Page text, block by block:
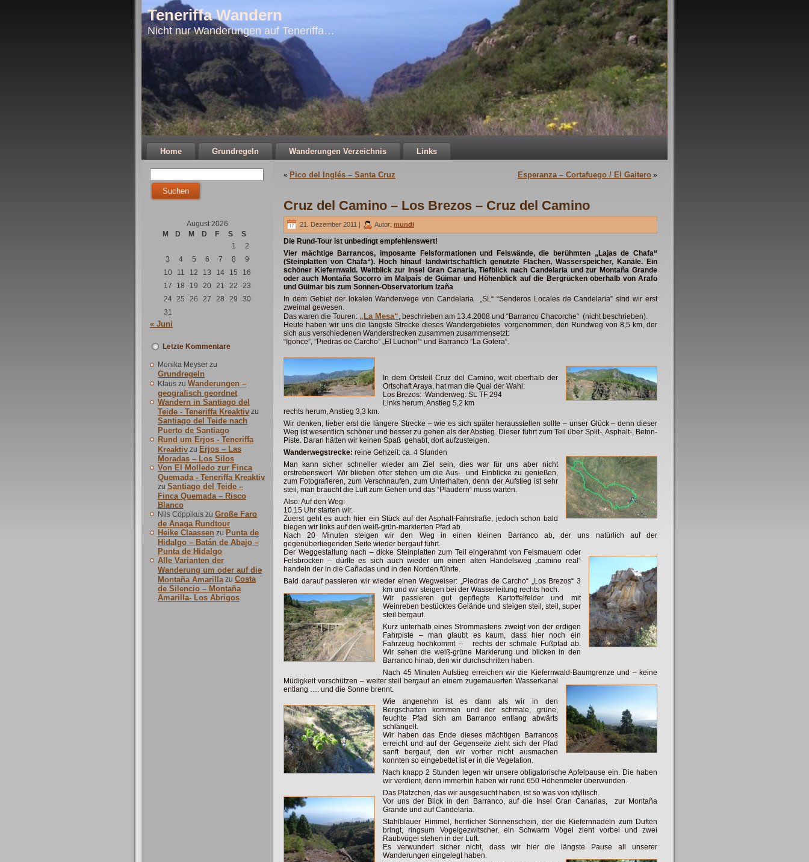
Teneriffa Wandern
Nicht nur Wanderungen auf Teneriffa…
Home Grundregeln Wanderungen Verzeichnis Links
August 2026
M
D M D F S
S
1
2
3
4 5 6 7 8
9
10
11 12 13 14 15
16
17
18 19 20 21 22
23
24 25 26 27 28 29
30
31
« Juni
Letzte Kommentare
Monika Meyser zu
Grundregeln
Klaus zu Wanderungen –
geografisch geordnet
Wandern in Santiago del
Teide - Teneriffa Kreaktiv zu
Santiago del Teide nach
Puerto de Santiago
Rund um Erjos - Teneriffa
Kreaktiv zu Erjos – Las
Moradas – Los Silos
Von El Molledo zur Finca
Quemada - Teneriffa Kreaktiv
zu Santiago del Teide –
Finca Quemada – Risco
Blanco
Nils Cöppikus zu Große Faro
de Anaga Rundtour
Heike Claassen zu Punta de
Hidalgo – Batán de Abajo –
Punta de Hidalgo
Alle Varianten der
Wanderung um oder auf die
Montaña Amarilla zu Costa
de Silencio – Montaña
Amarilla- Los Abrigos
« Pico del Inglés – Santa Cruz Esperanza – Cortafuego / El Gaitero »
Cruz del Camino – Los Brezos – Cruz del Camino
21. Dezember 2011 | Autor: mundi
Die Rund-Tour ist unbedingt empfehlenswert!
Vier mächtige Barrancos, imposante Felsformationen und Felswände, die berühmten „Lajas de Chafa“
(Steinplatten von Chafa“). Hoch hinauf landwirtschaftlich genutzte Flächen, Wasserspeicher, Kanäle. Ein
schöner Kiefernwald. Weitblick zur Insel Gran Canaria, Tiefblick nach Candelaria und zur Montaña Grande
oder auch Montaña Socorro im Malpaís de Güimar und Höhenblick auf die Bergrücken oberhalb von Arafo
und Güimar bis zum Sonnen-Observatorium Izaña
In dem Gebiet der lokalen Wanderwege von Candelaria „SL“ “Senderos Locales de Candelaria” sind wir erst
zweimal gewesen.
Das waren die Touren: „La Mesa“ , beschrieben am 13.4.2008 und “Barranco Chacorche“ (nicht beschrieben).
Heute haben wir uns die längste Strecke dieses Wandergebietes vorgenommen, den Rundweg von 8,5 km, der
sich aus verschiedenen Wanderstrecken zusammen zusammensetzt:
“Igonce”, ”Piedras de Carcho” „El Luchon’“ und Barranco ”La Gotera“.
In dem Ortsteil Cruz del Camino, weit oberhalb der
Ortschaft Araya, hat man die Qual der Wahl:
Los Brezos: Wanderweg: SL TF 294
Links herum, Anstieg 5,2 km
rechts herum, Anstieg 3,3 km.
Wir denken, lieber erst die längere Strecke – wie es sich später herausstellen sollte – unser Glück – denn dieser
Weg ist wesentlich schöner und besser zu gehen als der Abstieg. Dieser führt zum Teil über Split-, Asphalt-, Beton-
Piste. Daran hätten wir keinen Spaß gehabt, dort aufzusteigen.
Wanderwegstrecke: reine Gehzeit: ca. 4 Stunden
Man kann sicher schneller wieder am Ziel sein, dies war für uns aber nicht
erstrebenswert. Wir blieben öfter stehen um die Aus- und Einblicke zu genießen,
zum Fotografieren, zum Verschnaufen, zum Unterhalten, denn der Aufstieg ist sehr
steil, man braucht die Luft zum Gehen und das “Plaudern“ muss warten.
Also: Auf den Weg:
10.15 Uhr starten wir.
Zuerst geht es auch hier ein Stück auf der Asphalt-Fahrstraße, jedoch schon bald
biegen wir links auf den weiß-grün-markierten Pfad ab.
Nach 20 Minuten steigen wir den Weg in einen kleinen Barranco ab, der uns natürlich auf der
gegenüberliegenden Seite wieder bergauf führt.
Der Weggestaltung nach – dicke Steinplatten zum Teil eingerahmt von Felsmauern oder
Felsbrocken – dürfte es sich auch wieder um einen alten Handelsweg „camino real“
handeln der in die Cañadas und in den Norden führte.
Bald darauf passieren wir wieder einen Wegweiser: „Piedras de Carcho“ „Los Brezos“ 3
km und wirsteigen bei der Wasserleitung rechts hoch.
Wir passieren gut gepflegte Kartoffelfelder und mit
Weinreben bestücktes Gelände und steigen steil, steil, super
steil bergauf.
Kurz unterhalb eines Strommastens zweigt von der erdigen
Fahrpiste – man glaubt es kaum, dass hier noch ein
Fahrzeug hochkommt – rechts der schmale Fußpfad ab.
Wir sehen die weiß-grüne Markierung und blicken in den
Barranco hinab, den wir durchschritten haben.
Nach 45 Minuten Aufstieg erreichen wir die Kiefernwald-Baumgrenze und – keine
Müdigkeit vorschützen – weiter steil bergauf an einem zugemauerten Wasserkanal
entlang …. und die Sonne brennt.
Wie angenehm ist es dann als wir in den
Bergschatten kommen und der schmale, grüne,
feuchte Pfad sich am Barranco entlang abwärts
schlängelt.
Wir haben das Ende dieses mächtigen Barrancos
erreicht und auf der Gegenseite zieht sich der Pfad
sanft bergauf, den wir vorher nicht ausmachen
konnten so eingebettet ist er in die Vegetation.
Nach knapp 2 Stunden legen wir unsere obligatorische Apfelpause ein. Die haben
wir verdient, denn immerhin haben wir rund 650 Höhenmeter überwunden.
Das Plätzchen, das wir ausgesucht haben, ist so was von idyllisch.
Vor uns der Blick in den Barranco, auf die Insel Gran Canarias, zur Montaña
Grande und auf Candelaria.
Stahlblauer Himmel, herrlicher Sonnenschein, der die Kiefernnadeln zum Duften
bringt, ringsum Vogelgezwitscher, ein Schwarm Vögel zieht vorbei und zwei
Raubvögel stehen in der Luft.
Es verwundert sicher nicht, dass wir hier die längste Pause all unserer
Wanderungen eingelegt haben.